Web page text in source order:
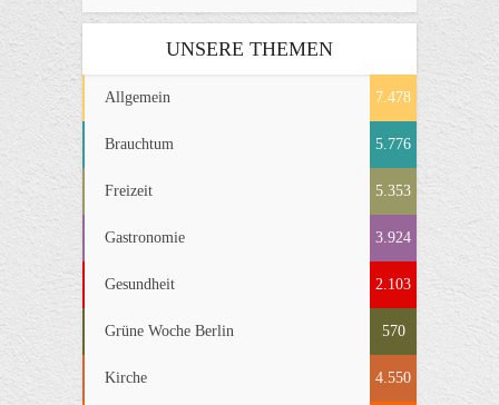
UNSERE THEMEN
Allgemein 7.478
Brauchtum 5.776
Freizeit 5.353
Gastronomie 3.924
Gesundheit 2.103
Grüne Woche Berlin 570
Kirche 4.550